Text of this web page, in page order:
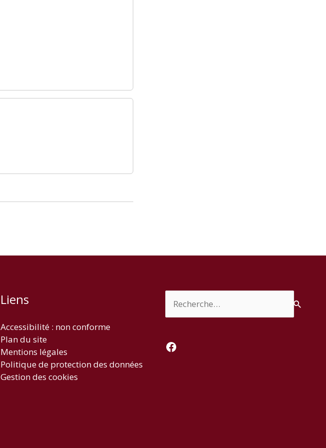
Liens
Accessibilité : non conforme
Plan du site
Mentions légales
Politique de protection des données
Gestion des cookies
Facebook